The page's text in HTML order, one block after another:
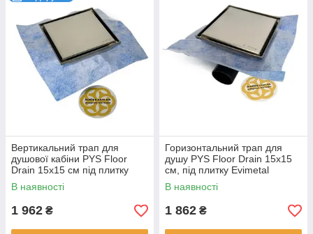
Вертикальний трап для
душової кабіни PYS Floor
Drain 15х15 см під плитку
Evimetal
В наявності
1 962 ₴
Горизонтальний трап для
душу PYS Floor Drain 15х15
см, під плитку Evimetal
В наявності
1 862 ₴